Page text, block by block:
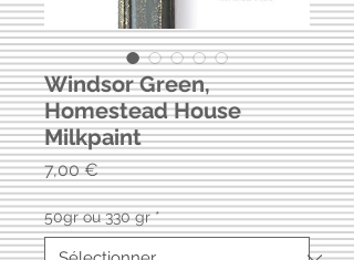
Windsor Green,
Homestead House
Milkpaint
7,00 €Prix
50gr ou 330 gr *